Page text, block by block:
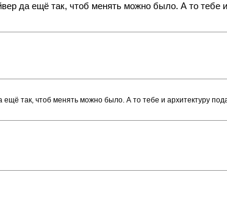
да ещё так, чтоб менять можно было. А то тебе
так, чтоб менять можно было. А то тебе и архитектуру